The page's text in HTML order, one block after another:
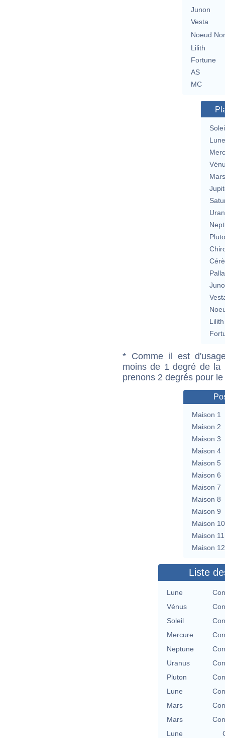
Junon
Vesta
Noeud
Lilith
Fortune
AS
MC
Lune
Mars
Lilith
* Comme il est
moins de 1 degré de la
prenons 2 degrés pour
Maison 1
Maison 2
Maison 3
Maison 4
Maison 5
Maison 6
Maison 7
Maison 8
Maison 9
Maison 10
Maison 11
Maison 12
Liste
Lune
Vénus
Soleil
Mercure
Neptune
Uranus
Pluton
Lune
Mars
Mars
Lune